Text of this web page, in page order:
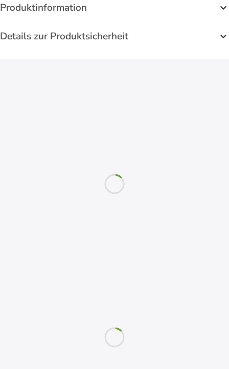
Produktinformation
Details zur Produktsicherheit